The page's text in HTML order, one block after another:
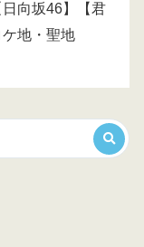
向坂46】【君
地・聖地